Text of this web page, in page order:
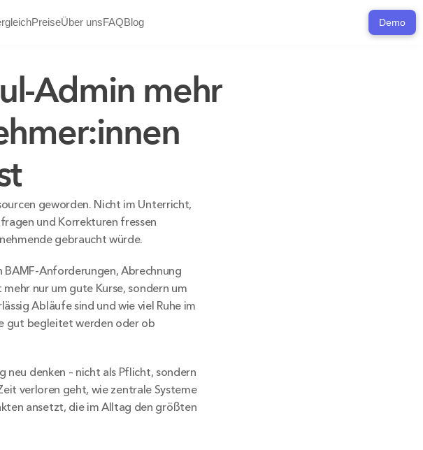
Admin mehr
geworden. Nicht im Unterricht,
und Korrekturen fressen
gebraucht würde.
BAMF-Anforderungen, Abrechnung
nur um gute Kurse, sondern um
Abläufe sind und wie viel Ruhe im
gut begleitet werden oder ob
neu denken – nicht als Pflicht, sondern
verloren geht, wie zentrale Systeme
ansetzt, die im Alltag den größten
PreiseÜber unsFAQBlog Demo